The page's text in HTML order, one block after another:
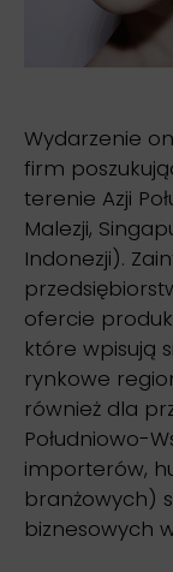
Wydarzenie
firm
terenie Azji
Malezji,
Indonezji).
ofercie
które wpisują
rynkowe
również dla
Południowo-
importerów,
branżowych)
biznesowych